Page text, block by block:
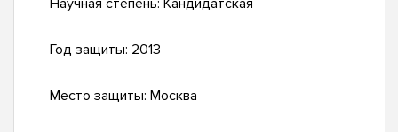
Научная степень: Кандидатская
Год защиты: 2013
Место защиты: Москва